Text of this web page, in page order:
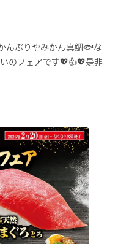
んぶりやみかん真鯛🐟な
のフェアです💖👍💖是非